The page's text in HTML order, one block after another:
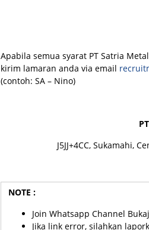
Apabila semua syarat PT Satria
kirim lamaran anda via email
(contoh: SA – Nino)
J5JJ+4CC, Sukamahi,
NOTE :
Join Whatsapp Channel
Jika link error, silahkan